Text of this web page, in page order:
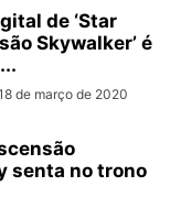
de ‘Star
Skywalker’ é
de março de 2020
senta no trono